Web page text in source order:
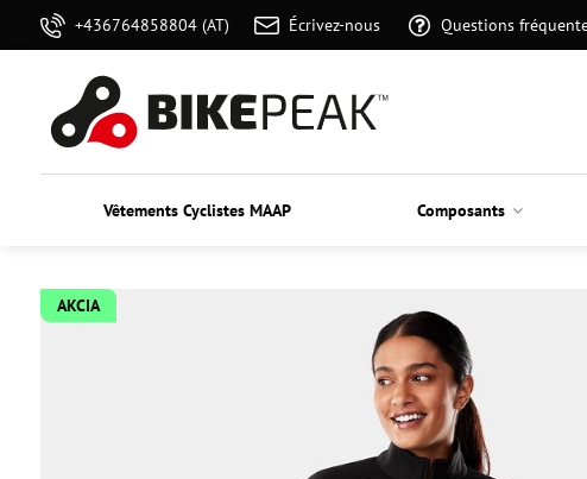
+436764858804 (AT) Écrivez-nous Questions
Vêtements Cyclistes MAAP Composants
AKCIA